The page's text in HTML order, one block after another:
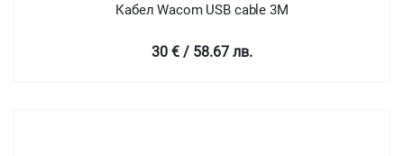
Кабел Wacom USB cable 3M
30 € / 58.67 лв.